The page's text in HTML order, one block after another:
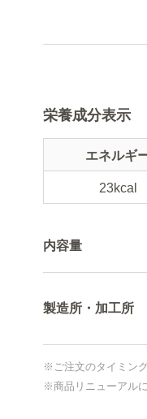
栄養成分表示
エネルギ
23kcal
内容量
製造所・加工所
※ご注文のタイミン
※商品リニューアル